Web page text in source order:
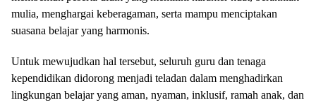
mulia, menghargai keberagaman, serta mampu menciptakan
suasana belajar yang harmonis.
Untuk mewujudkan hal tersebut, seluruh guru dan tenaga
kependidikan didorong menjadi teladan dalam menghadirkan
lingkungan belajar yang aman, nyaman, inklusif, ramah anak, dan